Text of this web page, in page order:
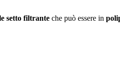
setto filtrante che può essere in